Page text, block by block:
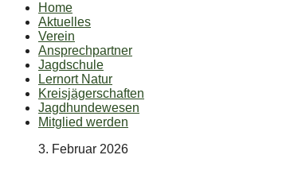
Home
Aktuelles
Verein
Ansprechpartner
Jagdschule
Lernort Natur
Kreisjägerschaften
Jagdhundewesen
Mitglied werden
3. Februar 2026